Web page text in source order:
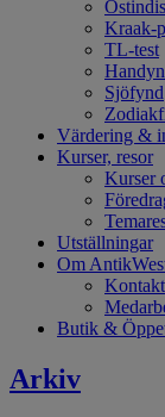
Kraak-
TL-test
Sjöfynd
Värdering &
Kurser, resor
Kurser
Utställningar
Om
Kontakt
Butik &
Arkiv